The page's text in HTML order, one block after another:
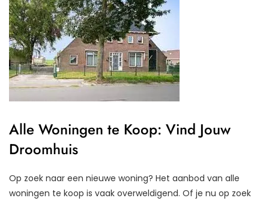
Alle Woningen te Koop: Vind Jouw
Droomhuis
Op zoek naar een nieuwe woning? Het aanbod van alle
woningen te koop is vaak overweldigend. Of je nu op zoek